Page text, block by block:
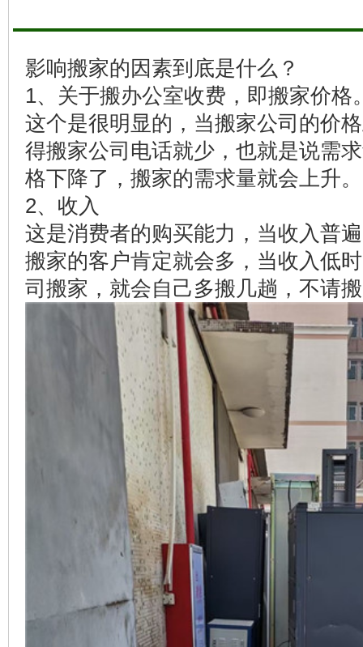
影响搬家的因素到底是什么？
1、关于搬办公室收费，即搬家价格
这个是很明显的，当搬家公司的价
得搬家公司电话就少，也就是说需
格下降了，搬家的需求量就会上升。
2、收入
这是消费者的购买能力，当收入普
搬家的客户肯定就会多，当收入低
司搬家，就会自己多搬几趟，不请